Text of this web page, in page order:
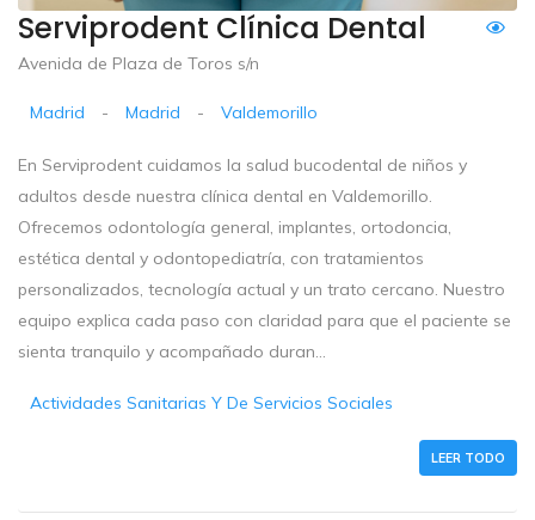
Serviprodent Clínica Dental
Avenida de Plaza de Toros s/n
Madrid - Madrid - Valdemorillo
En Serviprodent cuidamos la salud bucodental de niños y
adultos desde nuestra clínica dental en Valdemorillo.
Ofrecemos odontología general, implantes, ortodoncia,
estética dental y odontopediatría, con tratamientos
personalizados, tecnología actual y un trato cercano. Nuestro
equipo explica cada paso con claridad para que el paciente se
sienta tranquilo y acompañado duran...
Actividades Sanitarias Y De Servicios Sociales
LEER TODO